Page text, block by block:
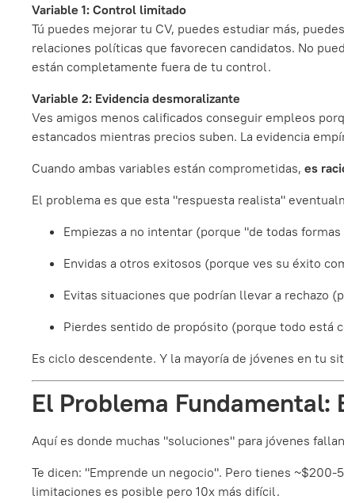
Variable 1: Control limitado
Tú puedes mejorar tu CV, puedes estudiar más,
relaciones políticas que favorecen candidatos. No
están completamente fuera de tu control.
Variable 2: Evidencia desmoralizante
Ves amigos menos calificados conseguir empleos
estancados mientras precios suben. La evidencia
Cuando ambas variables están comprometidas, es
El problema es que esta "respuesta realista"
Empiezas a no intentar (porque "de todas
Envidas a otros exitosos (porque ves su éxito
Evitas situaciones que podrían llevar a rechazo
Pierdes sentido de propósito (porque todo está
Es ciclo descendente. Y la mayoría de jóvenes en tu
El Problema Fundamental:
Aquí es donde muchas "soluciones" para jóvenes
Te dicen: "Emprende un negocio". Pero tienes
limitaciones es posible pero 10x más difícil.